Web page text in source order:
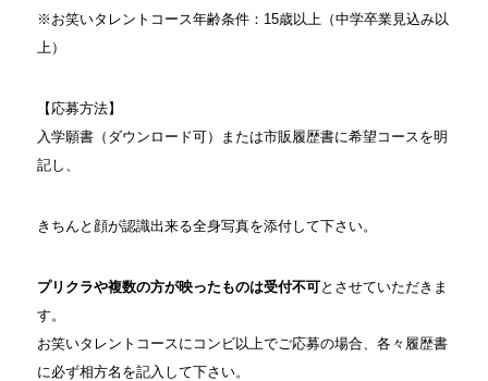
※お笑いタレントコース年齢条件：15歳以上（中学卒業見込み以
上）
【応募方法】
入学願書（ダウンロード可）または市販履歴書に希望コースを明
記し、
きちんと顔が認識出来る全身写真を添付して下さい。
プリクラや複数の方が映ったものは受付不可とさせていただきま
す。
お笑いタレントコースにコンビ以上でご応募の場合、各々履歴書
に必ず相方名を記入して下さい。